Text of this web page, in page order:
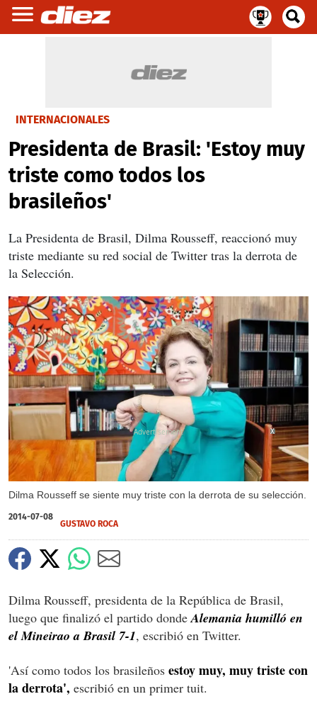
INTERNACIONALES
Presidenta de Brasil: 'Estoy muy
triste como todos los
brasileños'
La Presidenta de Brasil, Dilma Rousseff, reaccionó muy
triste mediante su red social de Twitter tras la derrota de
la Selección.
Dilma Rousseff se siente muy triste con la derrota de su selección.
X
2014-07-08
GUSTAVO ROCA
Dilma Rousseff, presidenta de la República de Brasil,
luego que finalizó el partido donde Alemania humilló en
el Mineirao a Brasil 7-1, escribió en Twitter.
'Así como todos los brasileños estoy muy, muy triste con
la derrota', escribió en un primer tuit.